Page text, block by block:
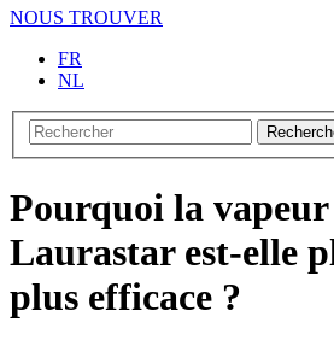
NOUS TROUVER
FR
NL
Pourquoi la
Laurastar est-elle
plus efficace ?